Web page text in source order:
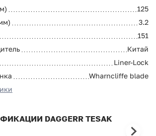
125
3.2
151
Китай
Liner-Lock
Wharncliffe blade
DAGGERR TESAK